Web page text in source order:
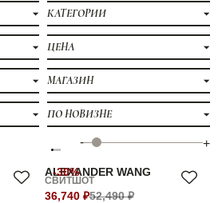
КАТЕГОРИИ
ЦЕНА
МАГАЗИН
ПО НОВИЗНЕ
- +
-30%
ALEXANDER WANG
СВИТШОТ
36,740 ₽52,490 ₽